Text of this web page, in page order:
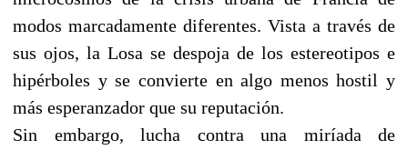
modos marcadamente diferentes. Vista a través de
sus ojos, la Losa se despoja de los estereotipos e
hipérboles y se convierte en algo menos hostil y
más esperanzador que su reputación.
Sin embargo, lucha contra una miríada de